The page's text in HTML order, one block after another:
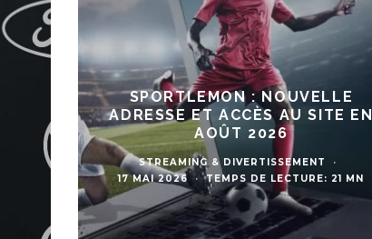
SPORTLEMON : NOUVELLE
ADRESSE ET ACCÈS AU SITE EN
AOÛT 2026
STREAMING & DIVERTISSEMENT
·
17 MAI 2026
· TEMPS DE LECTURE: 21 MN